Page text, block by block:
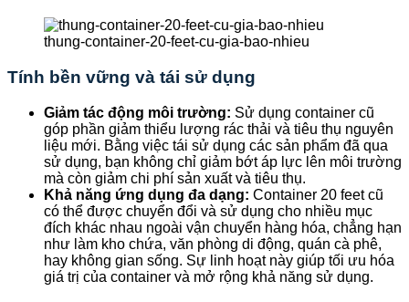
thung-container-20-feet-cu-gia-bao-nhieu
Tính bền vững và tái sử dụng
Giảm tác động môi trường: Sử dụng container cũ
góp phần giảm thiểu lượng rác thải và tiêu thụ nguyên
liệu mới. Bằng việc tái sử dụng các sản phẩm đã qua
sử dụng, bạn không chỉ giảm bớt áp lực lên môi trường
mà còn giảm chi phí sản xuất và tiêu thụ.
Khả năng ứng dụng đa dạng: Container 20 feet cũ
có thể được chuyển đổi và sử dụng cho nhiều mục
đích khác nhau ngoài vận chuyển hàng hóa, chẳng hạn
như làm kho chứa, văn phòng di động, quán cà phê,
hay không gian sống. Sự linh hoạt này giúp tối ưu hóa
giá trị của container và mở rộng khả năng sử dụng.